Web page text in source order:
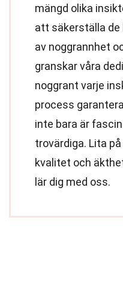
mängd olika
att säkerställa de
av noggrannhet
granskar våra
noggrant varje
process
inte bara är
trovärdiga. Lita
kvalitet och
lär dig med oss.